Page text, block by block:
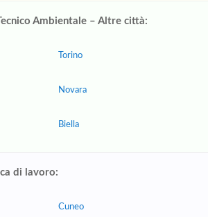
Ambientale – Altre città:
Torino
Novara
Biella
di lavoro:
Cuneo